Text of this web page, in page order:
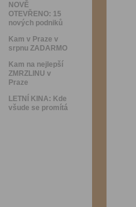
NOVĚ
OTEVŘENO: 15
nových podniků
Kam v Praze v
srpnu ZADARMO
Kam na nejlepší
ZMRZLINU v
Praze
LETNÍ KINA: Kde
všude se promítá